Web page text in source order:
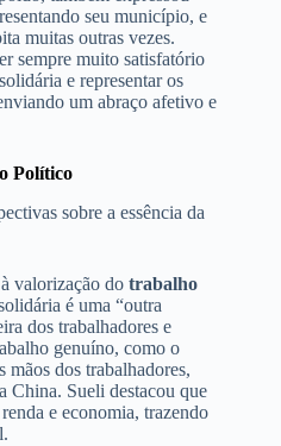
seu município, e
muitas outras vezes.
sempre muito satisfatório
e representar os
um abraço afetivo e
Político
sobre a essência da
valorização do trabalho
é uma “outra
dos trabalhadores e
genuíno, como o
mãos dos trabalhadores,
China. Sueli destacou que
e economia, trazendo